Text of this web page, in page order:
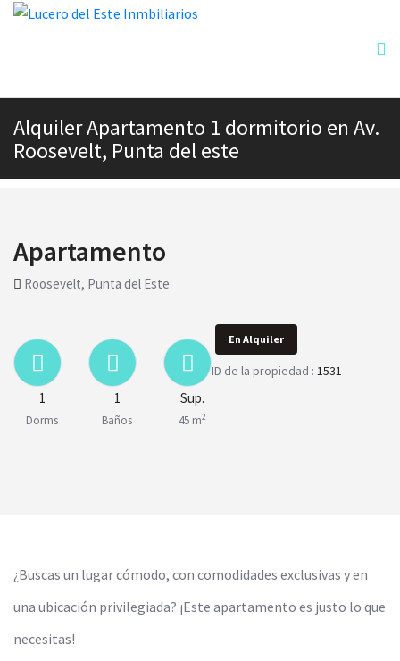
Alquiler Apartamento 1 dormitorio en Av.
Roosevelt, Punta del este
Apartamento
Roosevelt, Punta del Este
1
Dorms
1
Baños
Sup.
45 m2
En Alquiler
ID de la propiedad : 1531
¿Buscas un lugar cómodo, con comodidades exclusivas y en
una ubicación privilegiada? ¡Este apartamento es justo lo que
necesitas!